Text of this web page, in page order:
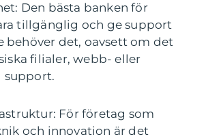
Den bästa banken för
tillgänglig och ge support
behöver det, oavsett om det
filialer, webb- eller
support.
För företag som
och innovation är det